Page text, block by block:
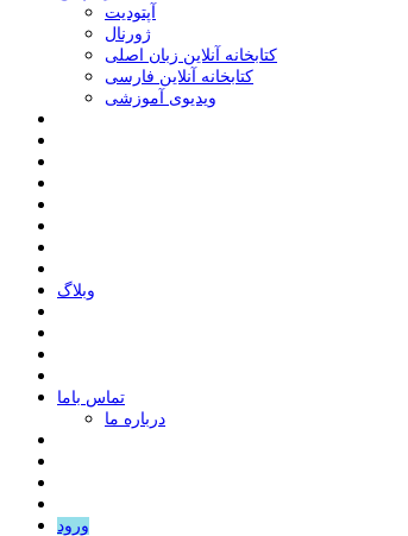
ﺁﭘﺘﻮﺩﯾﺖ
ﮊﻭﺭﻧﺎﻝ
کتابخانه آنلاین زبان اصلی
کتابخانه آنلاین فارسی
ویدیوی آموزشی
وبلاگ
ﺗﻤﺎﺱ ﺑﺎﻣﺎ
درباره ما
ورود